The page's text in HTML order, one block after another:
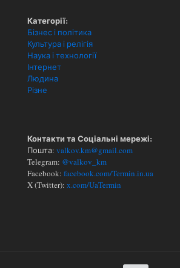
Категорії:
Бізнес і політика
Культура і релігія
Наука і технології
Інтернет
Людина
Різне
Контакти та Соціальні мережі:
Пошта: valkov.km@gmail.com
Telegram: @valkov_km
Facebook: facebook.com/Termin.in.ua
X (Twitter): x.com/UaTermin